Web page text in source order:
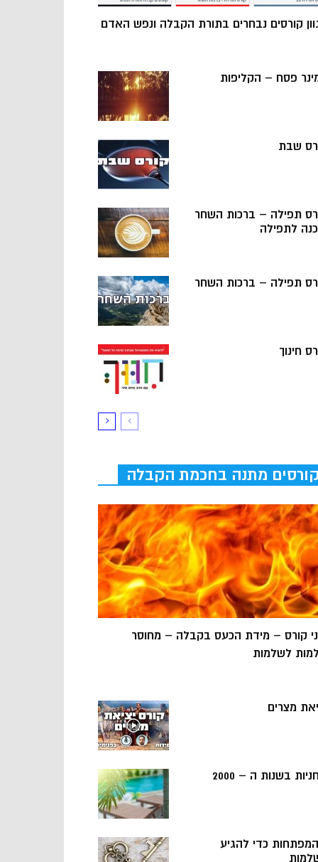
קורסים נבחרים בתורת הקבלה ונפש האדם
פסח – הקליפות
שבת
תפילה – ברכות השחר
לתפילה
תפילה – ברכות השחר
חינוך
קורסים מתנה בחכמת הקבלה
קורס – מידת הכעס בקבלה – מחוסר
לשלמות
מצרים
בשנות ה – 2000
5 המפתחות כדי להגיע